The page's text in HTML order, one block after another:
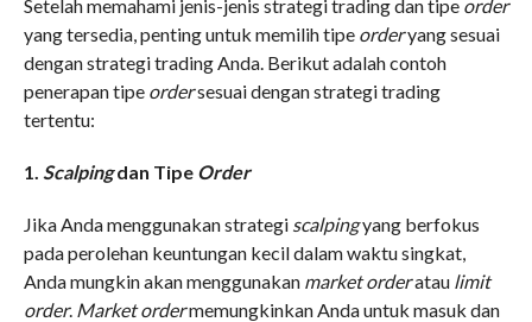
Setelah memahami jenis-jenis strategi trading dan tipe order
yang tersedia, penting untuk memilih tipe orderyang sesuai
dengan strategi trading Anda. Berikut adalah contoh
penerapan tipe ordersesuai dengan strategi trading
tertentu:
1. Scalpingdan Tipe Order
Jika Anda menggunakan strategi scalpingyang berfokus
pada perolehan keuntungan kecil dalam waktu singkat,
Anda mungkin akan menggunakan market orderatau limit
order. Market ordermemungkinkan Anda untuk masuk dan